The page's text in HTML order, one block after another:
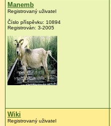
Manemb
Registrovaný uživatel
Číslo příspěvku: 10894
Registrován: 3-2005
Wiki
Registrovaný uživatel